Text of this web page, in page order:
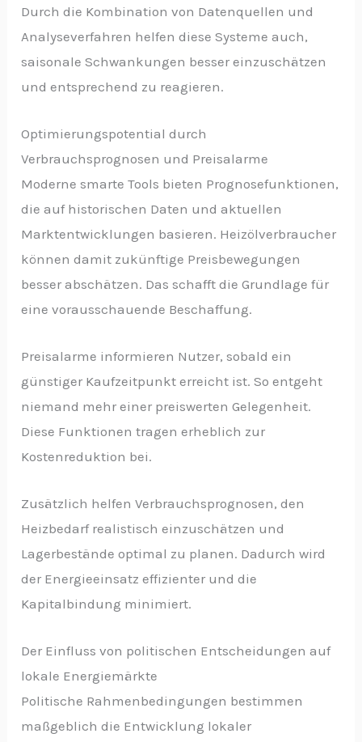
Durch die Kombination von Datenquellen und
Analyseverfahren helfen diese Systeme auch,
saisonale Schwankungen besser einzuschätzen
und entsprechend zu reagieren.
Optimierungspotential durch
Verbrauchsprognosen und Preisalarme
Moderne smarte Tools bieten Prognosefunktionen,
die auf historischen Daten und aktuellen
Marktentwicklungen basieren. Heizölverbraucher
können damit zukünftige Preisbewegungen
besser abschätzen. Das schafft die Grundlage für
eine vorausschauende Beschaffung.
Preisalarme informieren Nutzer, sobald ein
günstiger Kaufzeitpunkt erreicht ist. So entgeht
niemand mehr einer preiswerten Gelegenheit.
Diese Funktionen tragen erheblich zur
Kostenreduktion bei.
Zusätzlich helfen Verbrauchsprognosen, den
Heizbedarf realistisch einzuschätzen und
Lagerbestände optimal zu planen. Dadurch wird
der Energieeinsatz effizienter und die
Kapitalbindung minimiert.
Der Einfluss von politischen Entscheidungen auf
lokale Energiemärkte
Politische Rahmenbedingungen bestimmen
maßgeblich die Entwicklung lokaler